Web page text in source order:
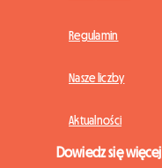
Regulamin
Nasze liczby
Aktualności
Dowiedz się więcej